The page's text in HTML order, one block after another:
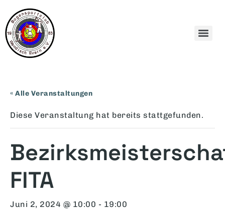
« Alle Veranstaltungen
Diese Veranstaltung hat bereits stattgefunden.
FITA
Juni 2, 2024 @ 10:00 - 19:00